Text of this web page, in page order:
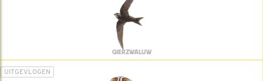
GIERZWALUW
UITGEVLOGEN